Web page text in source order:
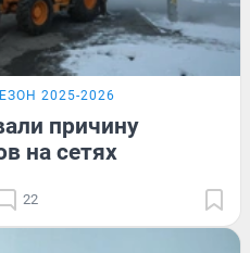
2025-2026
причину
на сетях
22